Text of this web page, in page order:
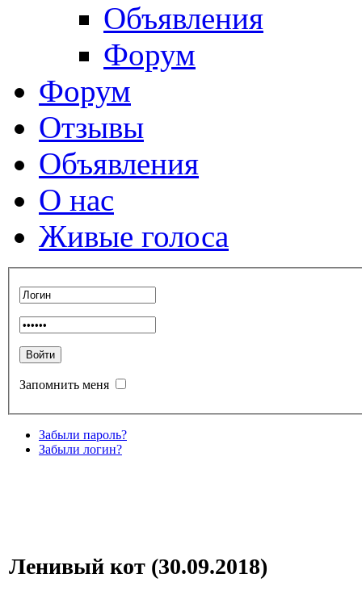
Объявления
Форум
Форум
Отзывы
Объявления
О нас
Живые голоса
Запомнить меня
Забыли пароль?
Забыли логин?
Ленивый кот (30.09.2018)